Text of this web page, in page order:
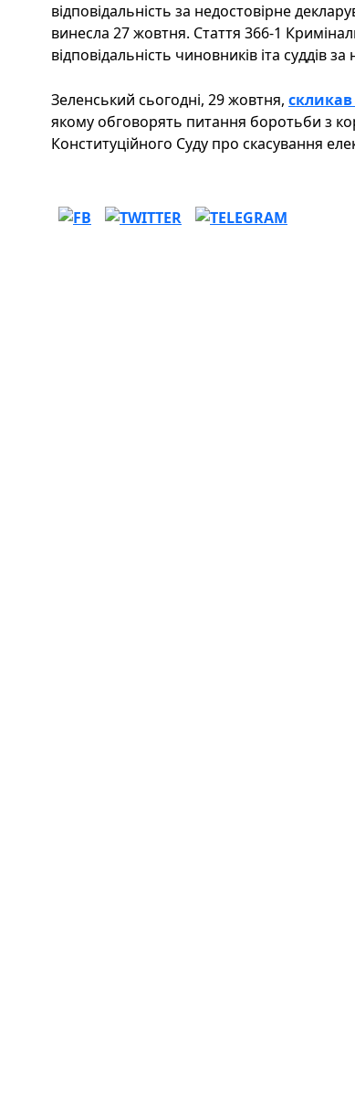
відповідальність за недостовірне
винесла 27 жовтня. Стаття 366-1
відповідальність чиновників іта суддів
Зеленський сьогодні, 29 жовтня,
якому обговорять питання боротьби з
Конституційного Суду про скасування